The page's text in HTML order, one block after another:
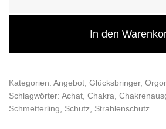
In den
Kategorien: Angebot Glücksbringer,
Schlagwörter: Achat Chakra
Schmetterling
Schutz Strahlenschutz